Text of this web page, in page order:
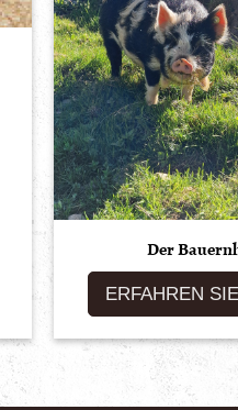
Der
ERFAHREN